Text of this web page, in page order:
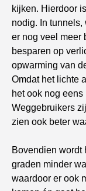
kijken. Hierdoor
nodig. In tunnels,
er nog veel meer
besparen op
opwarming van
Omdat het lichte
het ook nog
Weggebruikers
zien ook beter
Bovendien wordt
graden minder
waardoor er ook